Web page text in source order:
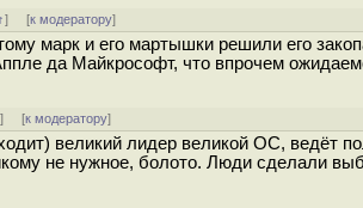
↑] [к модератору]
марк и его мартышки решили его
да Майкрософт, что впрочем
] [к модератору]
великий лидер великой ОС, ведёт
не нужное, болото. Люди сделали